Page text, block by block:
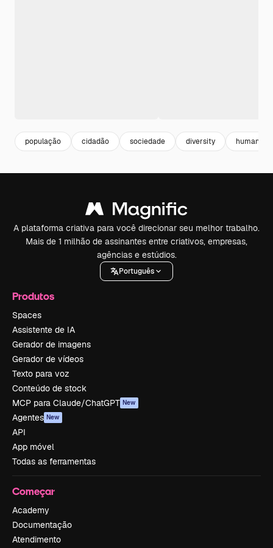
população cidadão sociedade diversity humano
A plataforma criativa para você direcionar seu melhor trabalho.
Mais de 1 milhão de assinantes entre criativos, empresas,
agências e estúdios.
Português
Produtos
Spaces
Assistente de IA
Gerador de imagens
Gerador de vídeos
Texto para voz
Conteúdo de stock
MCP para Claude/ChatGPT New
Agentes New
API
App móvel
Todas as ferramentas
Começar
Academy
Documentação
Atendimento